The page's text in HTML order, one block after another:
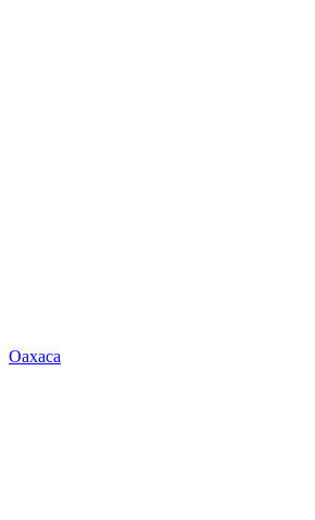
Oaxaca